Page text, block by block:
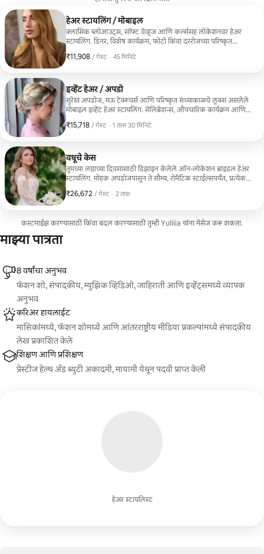
हेअर स्टायलिंग / मोबाइल
क्लासिक ब्लोआउट्स, सॉफ्ट वेव्ह्ज आणि कर्ल्ससह लोकेशनवर हेअर
स्टायलिंग. डिनर, विशेष कार्यक्रम, फोटो किंवा दररोजच्या परिष्कृत
प्रसंग यांनुसार तयार केली जाते, तसेच स्वच्छ फिनिश, हालचाल आणि
₹11,908 / गेस्ट
₹11,908 प्रति गेस्ट
, · 45 मिनिटे
इव्हेंट हेअर / अपडो
सुरेख अपडोज, मऊ टेक्स्चर्स आणि परिष्कृत संध्याकाळचे लूक्स असलेले
मोबाइल इव्हेंट हेअर स्टायलिंग. सेलिब्रेशन्स, औपचारिक कार्यक्रम आणि
वैशिष्ट्यांना, पोशाखाला आणि व्हाईबला अनुरूप असेल अशा प्रकारे
ओहाऊमध्ये ऑन-लोकेशन सेवा.
₹15,718 / गेस्ट
₹15,718 प्रति गेस्ट
, · 1 तास 30 मिनिटे
वधूचे केस
तुमच्या लग्नाच्या दिवसासाठी डिझाइन केलेले ऑन-लोकेशन ब्राइडल हेअर
स्टायलिंग. मोहक अपडोजपासून ते सौम्य, रोमँटिक स्टाईल्सपर्यंत, प्रत्येक
पूरक ठरेल अशा प्रकारे काळजीपूर्वक तयार केली जाते. मी स्वच्छ रचना,
समाविष्ट आहेत. ओआहूमधील प्रवास समाविष्ट आहे.
₹26,672 / गेस्ट
₹26,672 प्रति गेस्ट
, · 2 तास
कस्टमाईझ करण्यासाठी किंवा बदल करण्यासाठी तुम्ही Yulliia यांना मेसेज करू शकता.
माझ्या पात्रता
हेअर स्टायलिस्ट
8 वर्षांचा अनुभव
फॅशन शो, संपादकीय, म्युझिक व्हिडिओ, जाहिराती आणि इव्हेंट्समध्ये व्यापक
अनुभव
करिअर हायलाईट
मासिकांमध्ये, फॅशन शोमध्ये आणि आंतरराष्ट्रीय मीडिया प्रकल्पांमध्ये संपादकीय
लेख प्रकाशित केले
शिक्षण आणि प्रशिक्षण
प्रेस्टीज हेल्थ अँड ब्युटी अकादमी, मायामी येथून पदवी प्राप्त केली